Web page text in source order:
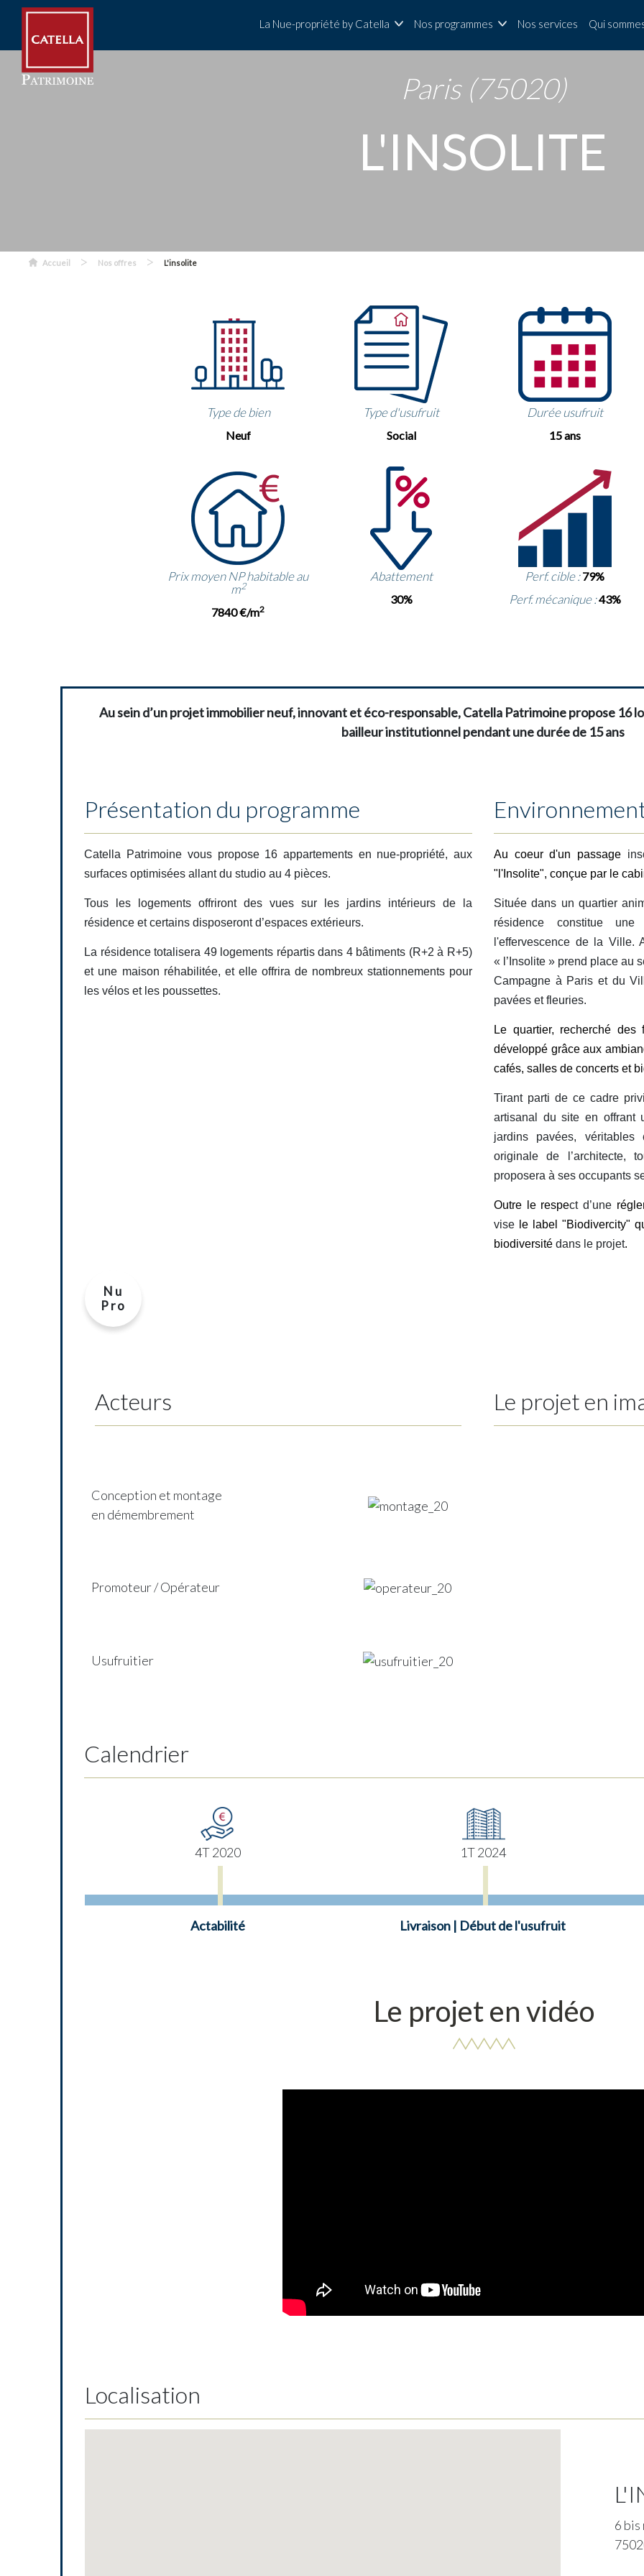
La Nue-propriété by Catella Nos programmes Nos services Qui
Paris (75020)
L'INSOLITE
Accueil > Nos offres > L'insolite
Type de bien
Neuf
Type d'usufruit
Social
Durée usufruit
15 ans
Prix moyen NP habitable au
m2
7840 €/m2
Abattement
30%
Perf. cible : 79%
Perf. mécanique :43%
Au sein d’un projet immobilier neuf, innovant et éco-responsable, Catella Patrimoine propose 16
bailleur institutionnel pendant une durée de 15 ans
Présentation du programme
Catella Patrimoine vous propose 16 appartements en nue-propriété, aux
surfaces optimisées allant du studio au 4 pièces.
Tous les logements offriront des vues sur les jardins intérieurs de la
résidence et certains disposeront d’espaces extérieurs.
La résidence totalisera 49 logements répartis dans 4 bâtiments (R+2 à R+5)
et une maison réhabilitée, et elle offrira de nombreux stationnements pour
les vélos et les poussettes.
Au coeur d'un passage
"l'Insolite", conçue par le
Située dans un quartier
résidence constitue une
l'effervescence de la Ville.
« l’Insolite » prend place au
Campagne à Paris et du
pavées et fleuries.
Le quartier, recherché des
développé grâce aux
cafés, salles de concerts et
Tirant partide ce cadre
artisanal du site en offrant
jardins pavées,
originale de l’architecte,
proposera à ses occupants
Outre le respect d’une
vise le label "Biodivercity"
biodiversité dans le projet.
Nu
Pro
Acteurs
Conception et montage
en démembrement
Promoteur / Opérateur
Usufruitier
Le projet en
Calendrier
4T 2020 1T 2024
Actabilité Livraison | Début de l'usufruit
Le projet en vidéo
Localisation
6 bis